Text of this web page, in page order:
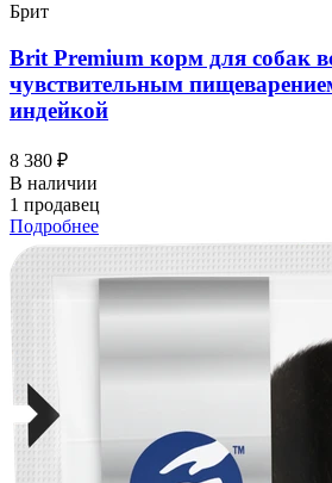
Брит
Brit Premium корм для собак
чувствительным
индейкой
8 380 ₽
В наличии
1 продавец
Подробнее